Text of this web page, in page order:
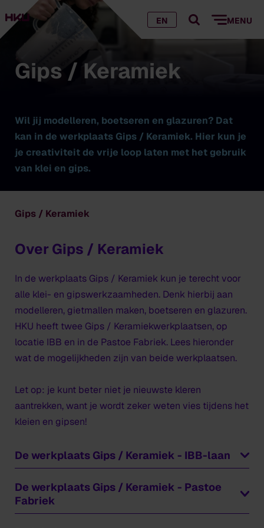
EN MENU
Gips / Keramiek
Wil jij modelleren, boetseren en glazuren? Dat
kan in de werkplaats Gips / Keramiek. Hier kun je
je creativiteit de vrije loop laten met het gebruik
van klei en gips.
Gips / Keramiek
Over Gips / Keramiek
In de werkplaats Gips / Keramiek kun je terecht voor
alle klei- en gipswerkzaamheden. Denk hierbij aan
modelleren, gietmallen maken, boetseren en glazuren.
HKU heeft twee Gips / Keramiekwerkplaatsen, op
locatie IBB en in de Pastoe Fabriek. Lees hieronder
wat de mogelijkheden zijn van beide werkplaatsen.
Let op: je kunt beter niet je nieuwste kleren
aantrekken, want je wordt zeker weten vies tijdens het
kleien en gipsen!
De werkplaats Gips / Keramiek - IBB-laan
Onze medewerkers staan voor je klaar om te helpen
met jouw project of werkstuk. Zo kun je mallen maken,
De werkplaats Gips / Keramiek - Pastoe
Fabriek